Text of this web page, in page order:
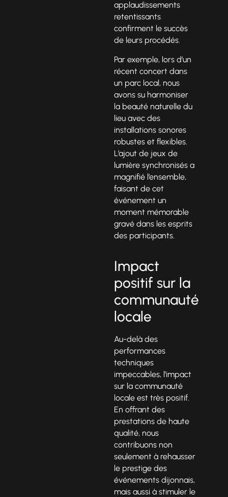
applaudissements
retentissants
confirment le succès
de leurs procédés.
Par exemple, lors d’un
récent concert dans
un parc local, nous
avons su harmoniser
la beauté naturelle du
lieu avec des
installations sonores
robustes et flexibles.
L’ajout de jeux de
lumière synchronisés a
magnifié l’ensemble,
faisant de cet
événement un
moment mémorable
gravé dans les esprits
des participants.
Impact
positif sur la
communauté
locale
Au-delà des
performances
techniques
impeccables, l’impact
sur la communauté
locale est très positif.
En offrant des
prestations de haute
qualité, nous
contribuons non
seulement à rehausser
le prestige des
événements dijonnais,
mais aussi à stimuler le